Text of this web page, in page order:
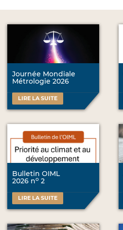
Journée Mondiale
Métrologie 2026
LIRE LA SUITE
Bulletin OIML
2026 no 2
LIRE LA SUITE